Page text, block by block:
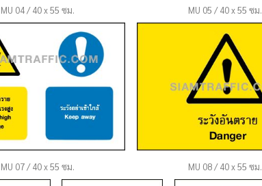
MU 04 / 40 x 55 ซม. MU 05 / 40 x 55 ซม.
MU 07 / 40 x 55 ซม. MU 08 / 40 x 55 ซม.